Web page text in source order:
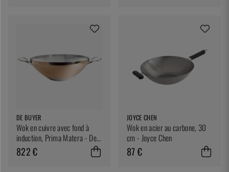
DE BUYER
Wok en cuivre avec fond à
induction, Prima Matera - De
Buyer
822 €
JOYCE CHEN
Wok en acier au carbone, 30
cm - Joyce Chen
87 €